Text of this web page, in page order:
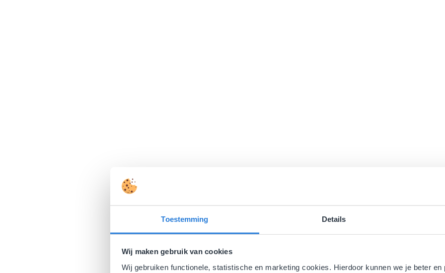
Toestemming Details
Wij maken gebruik van cookies
Wij gebruiken functionele, statistische en marketing cookies. Hierdoor kunnen we je beter